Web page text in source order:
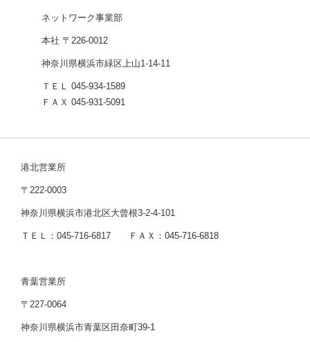
ネットワーク事業部
本社 〒226-0012
神奈川県横浜市緑区上山1-14-11
ＴＥＬ 045-934-1589
ＦＡＸ 045-931-5091
港北営業所
〒222-0003
神奈川県横浜市港北区大曾根3-2-4-101
ＴＥＬ：045-716-6817 ＦＡＸ：045-716-6818
青葉営業所
〒227-0064
神奈川県横浜市青葉区田奈町39-1